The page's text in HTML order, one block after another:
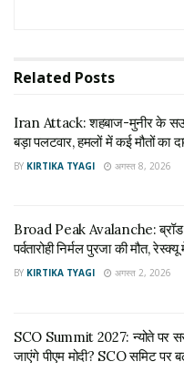
हैं। साल 2018 में जब
अपने पद से हटना पड़ा।
Tags: IMRAN KHAN
Related Posts
Iran Attack: शहबाज-मुनीर के
बड़ा पलटवार, हमलों में कई मौतों का
BY KIRTIKA TYAGI अगस्त 8, 2026
Broad Peak Avalanche: ब्रॉड
पर्वतारोही निर्मल पुरजा की मौत,
BY KIRTIKA TYAGI अगस्त 2, 2026
SCO Summit 2027: न्योते पर
जाएंगे पीएम मोदी? SCO समिट पर